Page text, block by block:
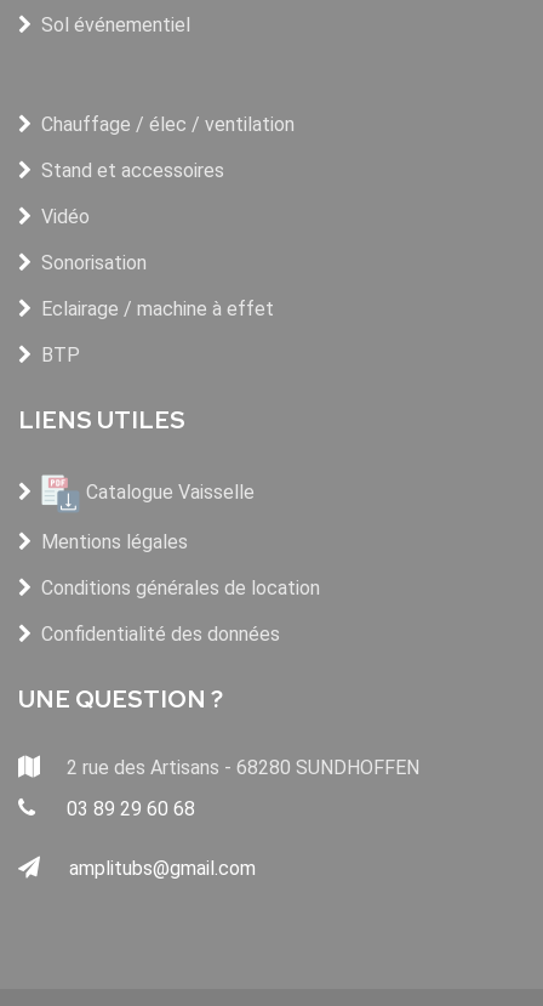
Sol événementiel
Chauffage / élec / ventilation
Stand et accessoires
Vidéo
Sonorisation
Eclairage / machine à effet
BTP
LIENS UTILES
Catalogue Vaisselle
Mentions légales
Conditions générales de location
Confidentialité des données
UNE QUESTION ?
2 rue des Artisans - 68280 SUNDHOFFEN
03 89 29 60 68
amplitubs@gmail.com